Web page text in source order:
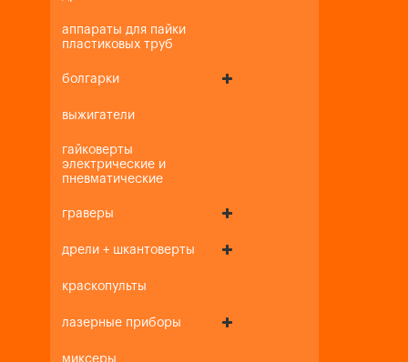
аппараты для пайки
пластиковых труб
болгарки
выжигатели
гайковерты
электрические и
пневматические
граверы
дрели + шкантоверты
краскопульты
лазерные приборы
миксеры